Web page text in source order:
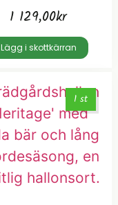
1 129,00kr
Lägg i skottkärran
1 st